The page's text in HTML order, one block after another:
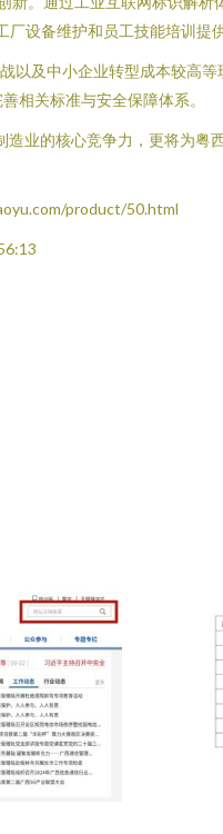
设备维护和员工技能培训提
以及中小企业转型成本较高
相关标准与安全保障体系。
业的核心竞争力，更将为
product/50.html